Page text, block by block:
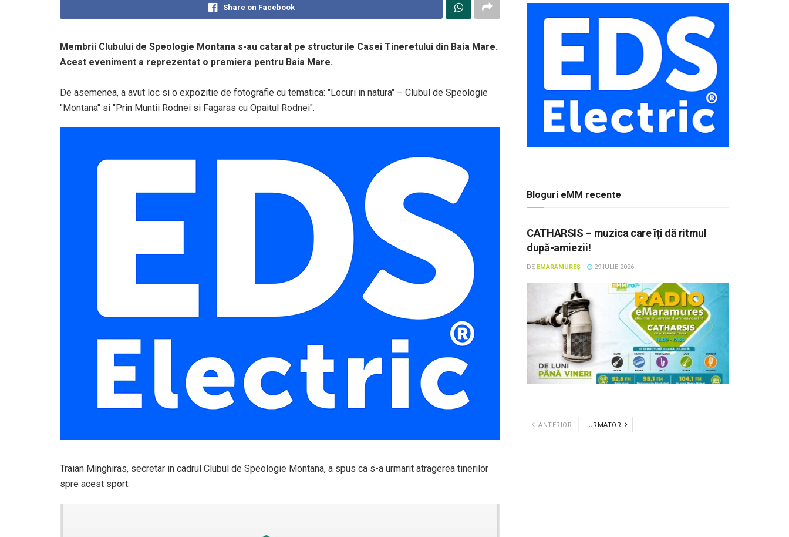
Share on Facebook
Membrii Clubului de Speologie Montana s-au catarat pe structurile Casei Tineretului din Baia Mare.
Acest eveniment a reprezentat o premiera pentru Baia Mare.
De asemenea, a avut loc si o expozitie de fotografie cu tematica: "Locuri in natura" – Clubul de Speologie
"Montana" si "Prin Muntii Rodnei si Fagaras cu Opaitul Rodnei".
Traian Minghiras, secretar in cadrul Clubul de Speologie Montana, a spus ca s-a urmarit atragerea tinerilor
spre acest sport.
Bloguri eMM recente
CATHARSIS – muzica care îți dă ritmul
după-amiezii!
DE EMARAMUREȘ 29 IULIE 2026
ANTERIOR URMATOR